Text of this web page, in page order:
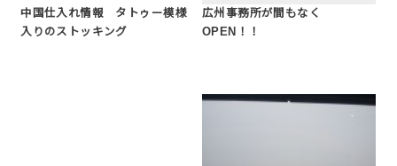
中国仕入れ情報 タトゥー模様
入りのストッキング
広州事務所が間もなく
OPEN！！